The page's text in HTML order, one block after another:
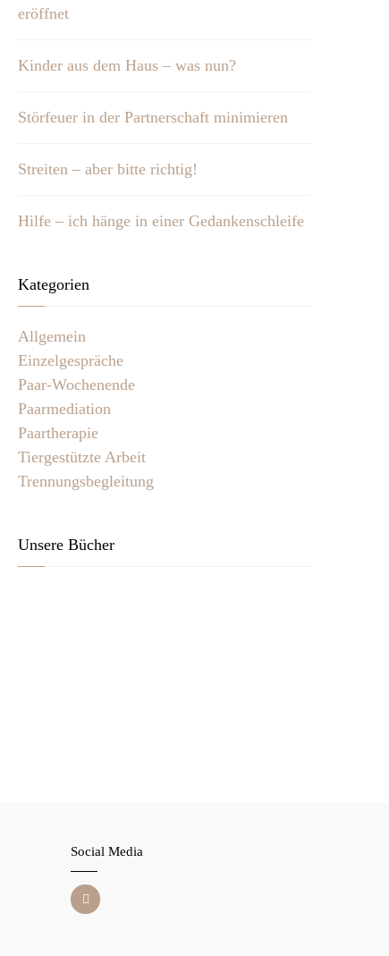
eröffnet
Kinder aus dem Haus – was nun?
Störfeuer in der Partnerschaft minimieren
Streiten – aber bitte richtig!
Hilfe – ich hänge in einer Gedankenschleife
Kategorien
Allgemein
Einzelgespräche
Paar-Wochenende
Paarmediation
Paartherapie
Tiergestützte Arbeit
Trennungsbegleitung
Unsere Bücher
Social Media